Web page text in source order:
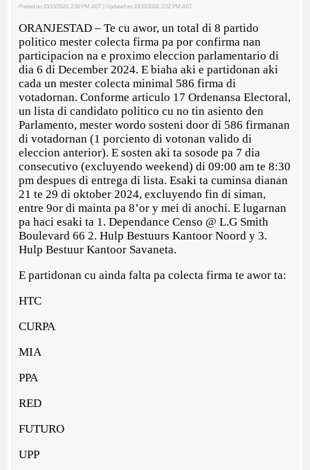
Posted on 10/15/2024, 2:50 PM AST | Updated on 10/15/2024, 2:52 PM AST
ORANJESTAD – Te cu awor, un total di 8 partido
politico mester colecta firma pa por confirma nan
participacion na e proximo eleccion parlamentario di
dia 6 di December 2024. E biaha aki e partidonan aki
cada un mester colecta minimal 586 firma di
votadornan. Conforme articulo 17 Ordenansa Electoral,
un lista di candidato politico cu no tin asiento den
Parlamento, mester wordo sosteni door di 586 firmanan
di votadornan (1 porciento di votonan valido di
eleccion anterior). E sosten aki ta sosode pa 7 dia
consecutivo (excluyendo weekend) di 09:00 am te 8:30
pm despues di entrega di lista. Esaki ta cuminsa dianan
21 te 29 di oktober 2024, excluyendo fin di siman,
entre 9or di mainta pa 8’or y mei di anochi. E lugarnan
pa haci esaki ta 1. Dependance Censo @ L.G Smith
Boulevard 66 2. Hulp Bestuurs Kantoor Noord y 3.
Hulp Bestuur Kantoor Savaneta.
E partidonan cu ainda falta pa colecta firma te awor ta:
HTC
CURPA
MIA
PPA
RED
FUTURO
UPP